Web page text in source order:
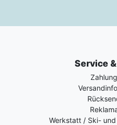
Service
Werkstatt / Ski-